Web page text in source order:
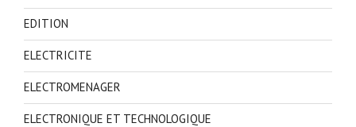
EDITION
ELECTRICITE
ELECTROMENAGER
ELECTRONIQUE ET TECHNOLOGIQUE